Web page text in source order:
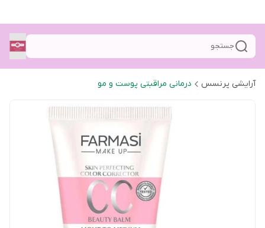
جستجو
آرایشی پرنسس درمانی مراقبتی پوست و مو